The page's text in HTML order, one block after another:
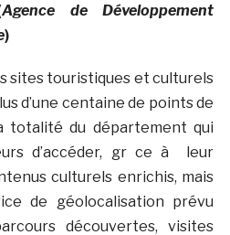
Agence de Développement
)
sites touristiques et culturels
d’une centaine de points de
totalité du département qui
d’accéder, gr ce à leur
culturels enrichis, mais
de géolocalisation prévu
découvertes, visites